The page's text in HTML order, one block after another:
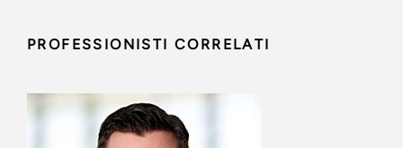
PROFESSIONISTI CORRELATI